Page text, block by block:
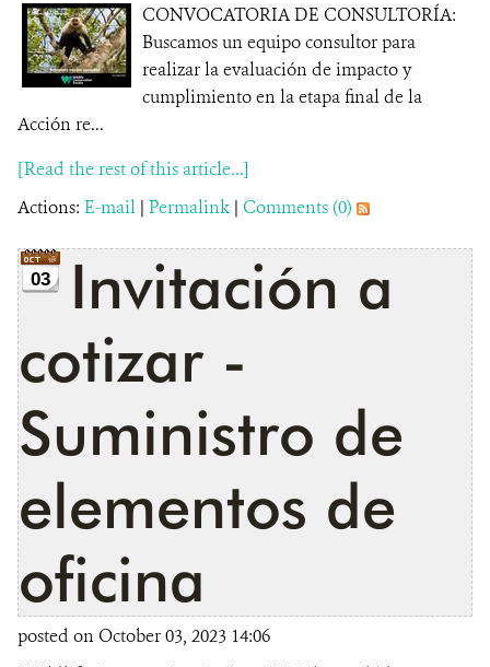
CONVOCATORIA DE CONSULTORÍA:
Buscamos un equipo consultor para
realizar la evaluación de impacto y
cumplimiento en la etapa final de la
Acción re...
[Read the rest of this article...]
Actions: E-mail | Permalink | Comments (0)
03
Invitación a
cotizar -
Suministro de
elementos de
oficina
posted on October 03, 2023 14:06